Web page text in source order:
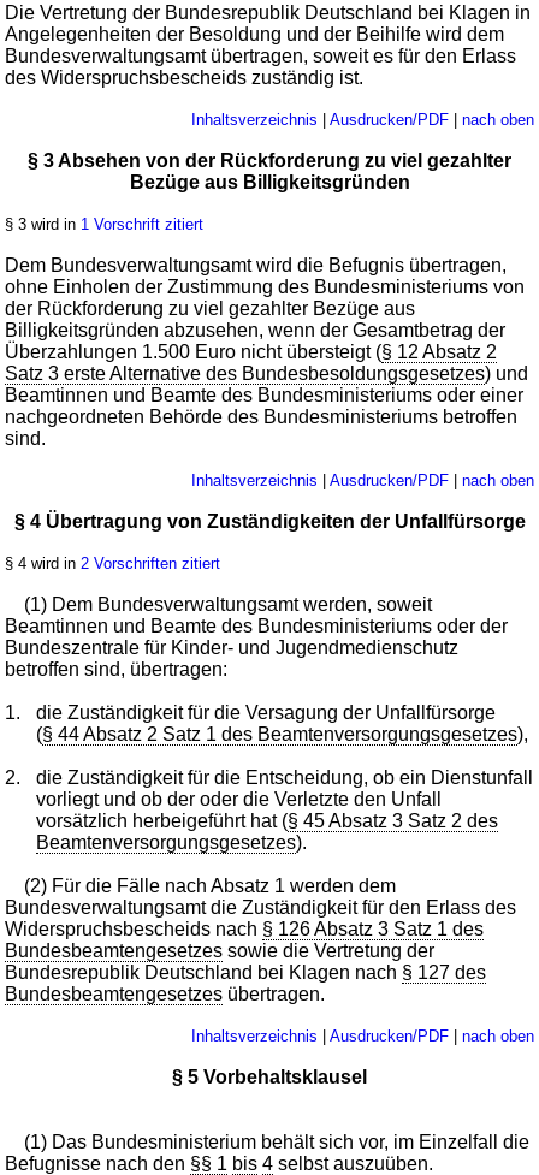
Die Vertretung der Bundesrepublik Deutschland bei Klagen in
Angelegenheiten der Besoldung und der Beihilfe wird dem
Bundesverwaltungsamt übertragen, soweit es für den Erlass
des Widerspruchsbescheids zuständig ist.
Inhaltsverzeichnis | Ausdrucken/PDF| nach oben
§ 3 Absehen von der Rückforderung zu viel gezahlter
Bezüge aus Billigkeitsgründen
§ 3 wird in 1 Vorschrift zitiert
Dem Bundesverwaltungsamt wird die Befugnis übertragen,
ohne Einholen der Zustimmung des Bundesministeriums von
der Rückforderung zu viel gezahlter Bezüge aus
Billigkeitsgründen abzusehen, wenn der Gesamtbetrag der
Überzahlungen 1.500 Euro nicht übersteigt (§ 12 Absatz 2
Satz 3 erste Alternative des Bundesbesoldungsgesetzes) und
Beamtinnen und Beamte des Bundesministeriums oder einer
nachgeordneten Behörde des Bundesministeriums betroffen
sind.
Inhaltsverzeichnis | Ausdrucken/PDF| nach oben
§ 4 Übertragung von Zuständigkeiten der Unfallfürsorge
§ 4 wird in 2 Vorschriften zitiert
(1) Dem Bundesverwaltungsamt werden, soweit
Beamtinnen und Beamte des Bundesministeriums oder der
Bundeszentrale für Kinder- und Jugendmedienschutz
betroffen sind, übertragen:
1.
die Zuständigkeit für die Versagung der Unfallfürsorge
(§ 44 Absatz 2 Satz 1 des Beamtenversorgungsgesetzes),
2.
die Zuständigkeit für die Entscheidung, ob ein Dienstunfall
vorliegt und ob der oder die Verletzte den Unfall
vorsätzlich herbeigeführt hat (§ 45 Absatz 3 Satz 2 des
Beamtenversorgungsgesetzes).
(2) Für die Fälle nach Absatz 1 werden dem
Bundesverwaltungsamt die Zuständigkeit für den Erlass des
Widerspruchsbescheids nach § 126 Absatz 3 Satz 1 des
Bundesbeamtengesetzes sowie die Vertretung der
Bundesrepublik Deutschland bei Klagen nach § 127 des
Bundesbeamtengesetzes übertragen.
Inhaltsverzeichnis | Ausdrucken/PDF| nach oben
§ 5 Vorbehaltsklausel
(1) Das Bundesministerium behält sich vor, im Einzelfall die
Befugnisse nach den §§ 1 bis 4 selbst auszuüben.